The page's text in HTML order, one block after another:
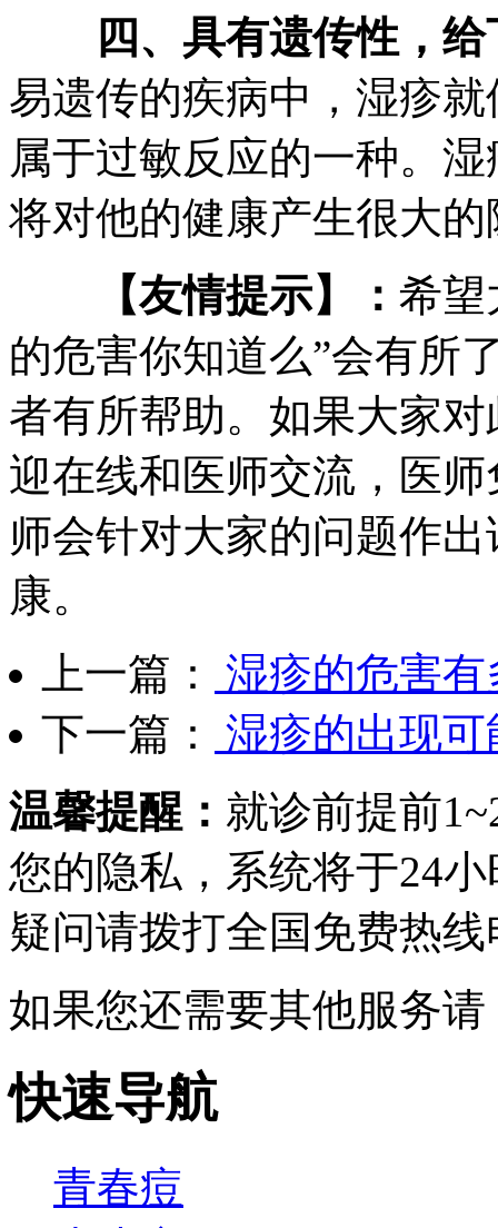
四、具有遗传性，给
易遗传的疾病中，湿疹
属于过敏反应的一种。
将对他的健康产生很大的
【友情提示】： 希望
的危害你知道么”会有所
者有所帮助。如果大家
迎在线和医师交流，医
师会针对大家的问题作
康。
上一篇：
湿疹的危害有
下一篇：
湿疹的出现
温馨提醒： 就诊前提前
您的隐私，系统将于24
疑问请拨打全国免费热线
如果您还需要其他服务
快速导航
青春痘